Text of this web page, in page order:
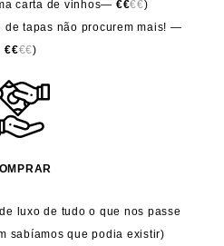
carta de vinhos— €€€€)
de tapas não procurem mais! —
€€€€)
luxo de tudo o que nos passe
sabíamos que podia existir)